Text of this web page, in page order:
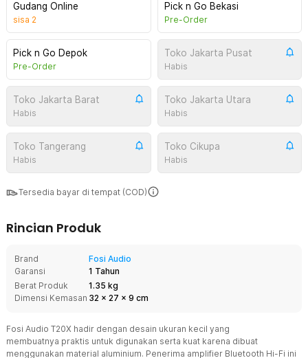
Gudang Online
sisa 2
Pick n Go Bekasi
Pre-Order
Pick n Go Depok
Pre-Order
Toko Jakarta Pusat
Habis
Toko Jakarta Barat
Habis
Toko Jakarta Utara
Habis
Toko Tangerang
Habis
Toko Cikupa
Habis
Tersedia bayar di tempat (COD)
Rincian Produk
Brand
Fosi Audio
Garansi
1 Tahun
Berat Produk
1.35 kg
Dimensi Kemasan 32 x 27 x 9 cm
Fosi Audio T20X hadir dengan desain ukuran kecil yang
membuatnya praktis untuk digunakan serta kuat karena dibuat
menggunakan material aluminium. Penerima amplifier Bluetooth Hi-Fi ini